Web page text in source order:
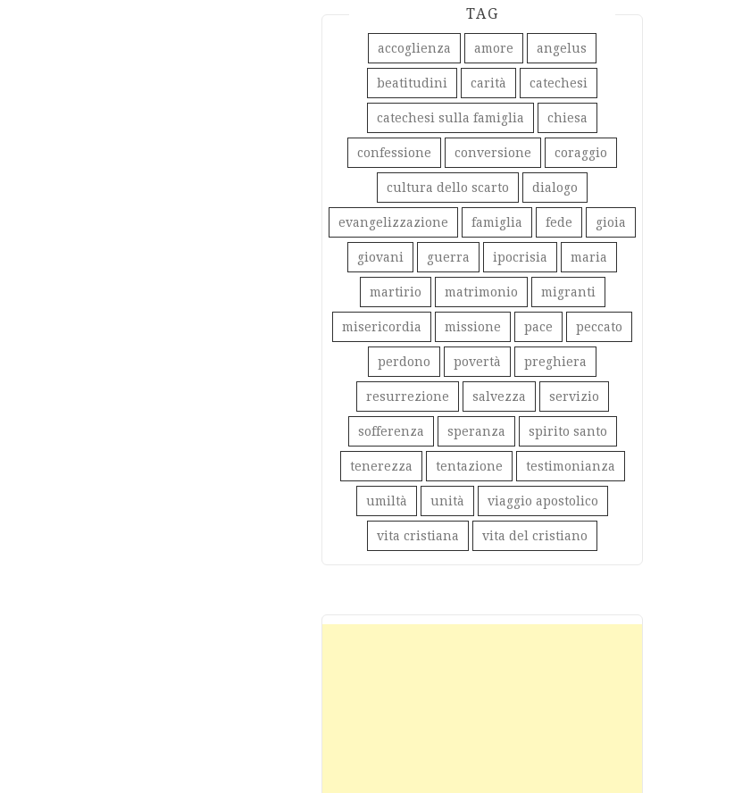
TAG
accoglienza amore angelus
beatitudini carità catechesi
catechesi sulla famiglia chiesa
confessione conversione coraggio
cultura dello scarto dialogo
evangelizzazione famiglia fede gioia
giovani guerra ipocrisia maria
martirio matrimonio migranti
misericordia missione pace peccato
perdono povertà preghiera
resurrezione salvezza servizio
sofferenza speranza spirito santo
tenerezza tentazione testimonianza
umiltà unità viaggio apostolico
vita cristiana vita del cristiano